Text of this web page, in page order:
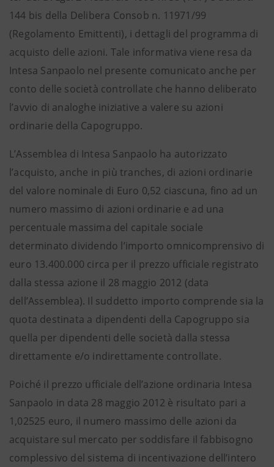
144 bis della Delibera Consob n. 11971/99
(Regolamento Emittenti), i dettagli del programma di
acquisto delle azioni. Tale informativa viene resa da
Intesa Sanpaolo nel presente comunicato anche per
conto delle società controllate che hanno deliberato
l’avvio di analoghe iniziative a valere su azioni
ordinarie della Capogruppo.
L’Assemblea di Intesa Sanpaolo ha autorizzato
l’acquisto, anche in più tranches, di azioni ordinarie
del valore nominale di Euro 0,52 ciascuna, fino ad un
numero massimo di azioni ordinarie e ad una
percentuale massima del capitale sociale
determinato dividendo l’importo omnicomprensivo di
euro 13.400.000 circa per il prezzo ufficiale registrato
dalla stessa azione il 28 maggio 2012 (data
dell’Assemblea). Il suddetto importo comprende sia la
quota destinata a dipendenti della Capogruppo sia
quella per dipendenti delle società dalla stessa
direttamente e/o indirettamente controllate.
Poiché il prezzo ufficiale dell’azione ordinaria Intesa
Sanpaolo in data 28 maggio 2012 è risultato pari a
1,02525 euro, il numero massimo delle azioni da
acquistare sul mercato per soddisfare il fabbisogno
complessivo del sistema di incentivazione dell’intero